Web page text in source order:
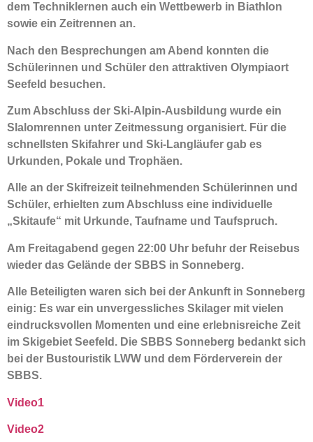
dem Techniklernen auch ein Wettbewerb in Biathlon
sowie ein Zeitrennen an.
Nach den Besprechungen am Abend konnten die
Schülerinnen und Schüler den attraktiven Olympiaort
Seefeld besuchen.
Zum Abschluss der Ski-Alpin-Ausbildung wurde ein
Slalomrennen unter Zeitmessung organisiert. Für die
schnellsten Skifahrer und Ski-Langläufer gab es
Urkunden, Pokale und Trophäen.
Alle an der Skifreizeit teilnehmenden Schülerinnen und
Schüler, erhielten zum Abschluss eine individuelle
„Skitaufe“ mit Urkunde, Taufname und Taufspruch.
Am Freitagabend gegen 22:00 Uhr befuhr der Reisebus
wieder das Gelände der SBBS in Sonneberg.
Alle Beteiligten waren sich bei der Ankunft in Sonneberg
einig: Es war ein unvergessliches Skilager mit vielen
eindrucksvollen Momenten und eine erlebnisreiche Zeit
im Skigebiet Seefeld. Die SBBS Sonneberg bedankt sich
bei der Bustouristik LWW und dem Förderverein der
SBBS.
Video1
Video2